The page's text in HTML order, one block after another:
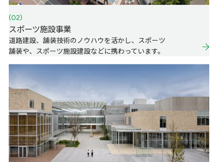
(02)
スポーツ施設事業
道路建設、舗装技術のノウハウを活かし、スポーツ
舗装や、スポーツ施設建設などに携わっています。